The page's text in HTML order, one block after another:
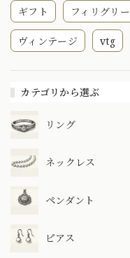
ギフト フィリグリー
ヴィンテージ vtg
カテゴリから選ぶ
リング
ネックレス
ペンダント
ピアス